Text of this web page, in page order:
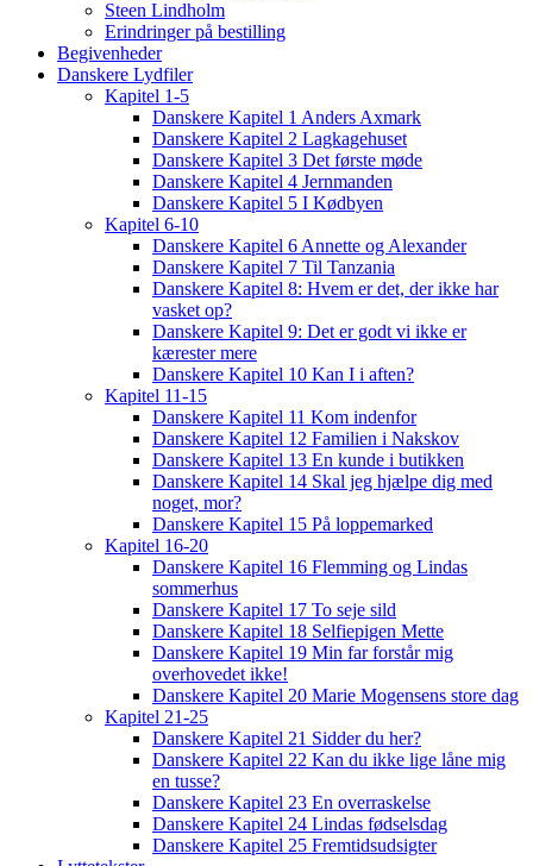
Steen Lindholm
Erindringer på bestilling
Begivenheder
Danskere Lydfiler
Kapitel 1-5
Danskere Kapitel 1 Anders Axmark
Danskere Kapitel 2 Lagkagehuset
Danskere Kapitel 3 Det første møde
Danskere Kapitel 4 Jernmanden
Danskere Kapitel 5 I Kødbyen
Kapitel 6-10
Danskere Kapitel 6 Annette og Alexander
Danskere Kapitel 7 Til Tanzania
Danskere Kapitel 8: Hvem er det, der ikke har
vasket op?
Danskere Kapitel 9: Det er godt vi ikke er
kærester mere
Danskere Kapitel 10 Kan I i aften?
Kapitel 11-15
Danskere Kapitel 11 Kom indenfor
Danskere Kapitel 12 Familien i Nakskov
Danskere Kapitel 13 En kunde i butikken
Danskere Kapitel 14 Skal jeg hjælpe dig med
noget, mor?
Danskere Kapitel 15 På loppemarked
Kapitel 16-20
Danskere Kapitel 16 Flemming og Lindas
sommerhus
Danskere Kapitel 17 To seje sild
Danskere Kapitel 18 Selfiepigen Mette
Danskere Kapitel 19 Min far forstår mig
overhovedet ikke!
Danskere Kapitel 20 Marie Mogensens store dag
Kapitel 21-25
Danskere Kapitel 21 Sidder du her?
Danskere Kapitel 22 Kan du ikke lige låne mig
en tusse?
Danskere Kapitel 23 En overraskelse
Danskere Kapitel 24 Lindas fødselsdag
Danskere Kapitel 25 Fremtidsudsigter